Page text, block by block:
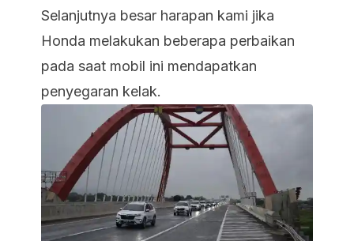
Selanjutnya besar harapan kami jika
Honda melakukan beberapa perbaikan
pada saat mobil ini mendapatkan
penyegaran kelak.